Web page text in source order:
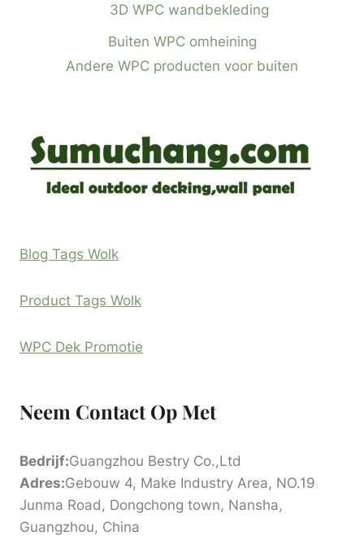
3D WPC wandbekleding
Buiten WPC omheining
Andere WPC producten voor buiten
Blog Tags Wolk
Product Tags Wolk
WPC Dek Promotie
Neem Contact Op Met
Bedrijf:Guangzhou Bestry Co.,Ltd
Adres:Gebouw 4, Make Industry Area, NO.19
Junma Road, Dongchong town, Nansha,
Guangzhou, China